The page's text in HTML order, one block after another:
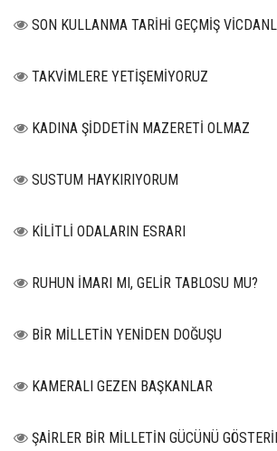
SON KULLANMA TARİHİ GEÇMİŞ
TAKVİMLERE YETİŞEMİYORUZ
KADINA ŞİDDETİN MAZERETİ OLMAZ
SUSTUM HAYKIRIYORUM
KİLİTLİ ODALARIN ESRARI
RUHUN İMARI MI, GELİR TABLOSU MU?
BİR MİLLETİN YENİDEN DOĞUŞU
KAMERALI GEZEN BAŞKANLAR
ŞAİRLER BİR MİLLETİN GÜCÜNÜ